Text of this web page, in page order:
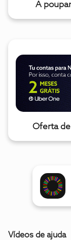
A
Oferta
Vídeos de ajuda